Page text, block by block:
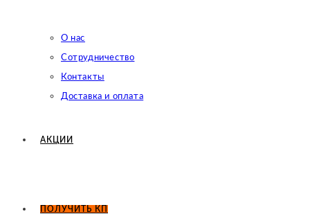
О нас
Сотрудничество
Контакты
Доставка и оплата
АКЦИИ
ПОЛУЧИТЬ КП